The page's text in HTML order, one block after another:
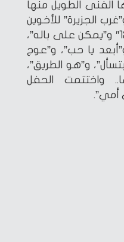
الفنى الطويل منها
الجزيرة” للأخوين
رحباني و”يا وابور الساعة 12″ و”يمكن على باله”،
يا حب”، و”عوج
و”هو الطريق”،
واختتمت الحفل
أمي”.